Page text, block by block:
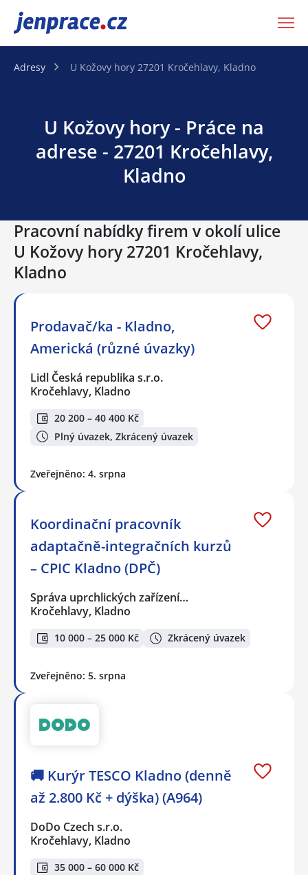
JenPráce.cz
Adresy U Kožovy hory 27201 Kročehlavy, Kladno
U Kožovy hory - Práce na
adrese - 27201 Kročehlavy,
Kladno
Pracovní nabídky firem v okolí ulice
U Kožovy hory 27201 Kročehlavy,
Kladno
Prodavač/ka - Kladno,
Americká (různé úvazky)
Lidl Česká republika s.r.o.
Kročehlavy, Kladno
20 200 – 40 400 Kč
Plný úvazek, Zkrácený úvazek
Zveřejněno: 4. srpna
Koordinační pracovník
adaptačně-integračních kurzů
– CPIC Kladno (DPČ)
Správa uprchlických zařízení…
Kročehlavy, Kladno
10 000 – 25 000 Kč Zkrácený úvazek
Zveřejněno: 5. srpna
🚚 Kurýr TESCO Kladno (denně
až 2.800 Kč + dýška) (A964)
DoDo Czech s.r.o.
Kročehlavy, Kladno
35 000 – 60 000 Kč